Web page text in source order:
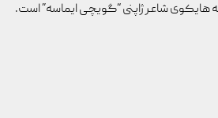
شاعر ژاپنی “گویچی ایماسه” است.